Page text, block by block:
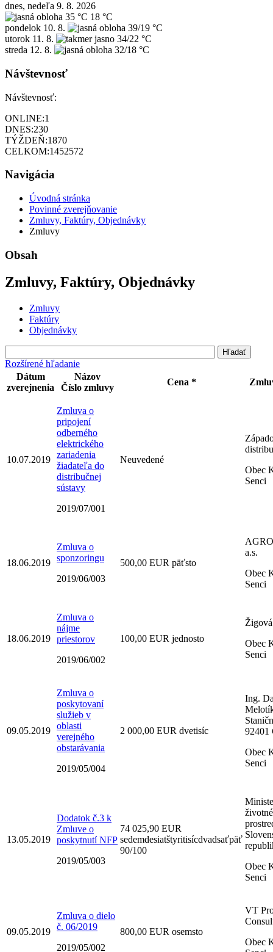
dnes, nedeľa 9. 8. 2026
35 °C 18 °C
pondelok 10. 8.
39/19 °C
utorok 11. 8.
34/22 °C
streda 12. 8. 32/18 °C
Návštevnosť
Návštevnosť:
ONLINE:1
DNES:230
TÝŽDEŇ:1870
CELKOM:1452572
Navigácia
Úvodná stránka
Povinné zverejňovanie
Zmluvy, Faktúry, Objednávky
Zmluvy
Obsah
Zmluvy, Faktúry, Objednávky
Zmluvy
Faktúry
Objednávky
Rozšírené hľadanie
Dátum
zverejnenia
Názov
Číslo zmluvy
Cena *
10.07.2019
Zmluva o
pripojení
odberného
elektrického
zariadenia
žiadateľa do
distribučnej
sústavy
2019/07/001
Neuvedené
Obec
Senci
18.06.2019
Zmluva o
sponzoringu
2019/06/003
500,00 EUR päťsto
a.s.
Obec
Senci
18.06.2019
Zmluva o
nájme
priestorov
2019/06/002
100,00 EUR jednosto
Obec
Senci
09.05.2019
Zmluva o
poskytovaní
služieb v
oblasti
verejného
obstarávania
2019/05/004
2 000,00 EUR dvetisíc
Ing.
92401
Obec
Senci
13.05.2019
Dodatok č.3 k
Zmluve o
poskytnutí NFP
2019/05/003
74 025,90 EUR
sedemdesiatštyritisícdvadsaťpäť
90/100
Obec
Senci
09.05.2019
Zmluva o dielo
č. 06/2019
2019/05/002
800,00 EUR osemsto
VT
Obec